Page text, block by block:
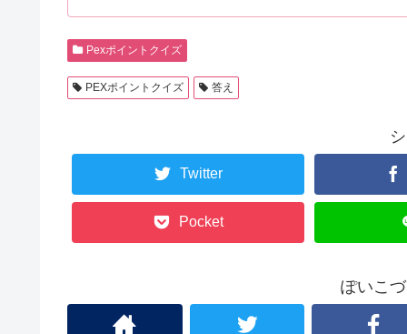
Pexポイントクイズ
PEXポイントクイズ 答え
Twitter
Pocket
ぽいこ